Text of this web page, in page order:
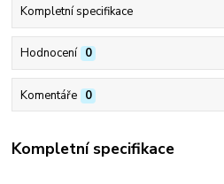
Kompletní specifikace
Hodnocení 0
Komentáře 0
Kompletní specifikace